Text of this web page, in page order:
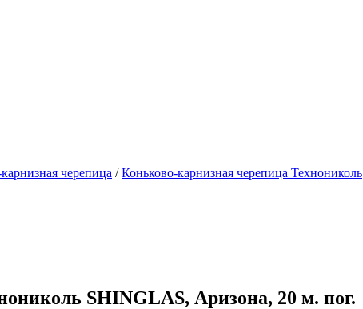
черепица /Коньково-карнизная черепица Технониколь
SHINGLAS, Аризона, 20 м. пог.